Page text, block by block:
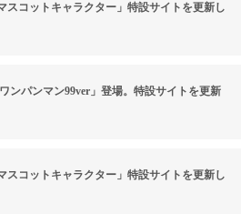
スコットキャラクター」特設サイトを更新し
ンパンマン99ver」登場。特設サイトを更新
スコットキャラクター」特設サイトを更新し